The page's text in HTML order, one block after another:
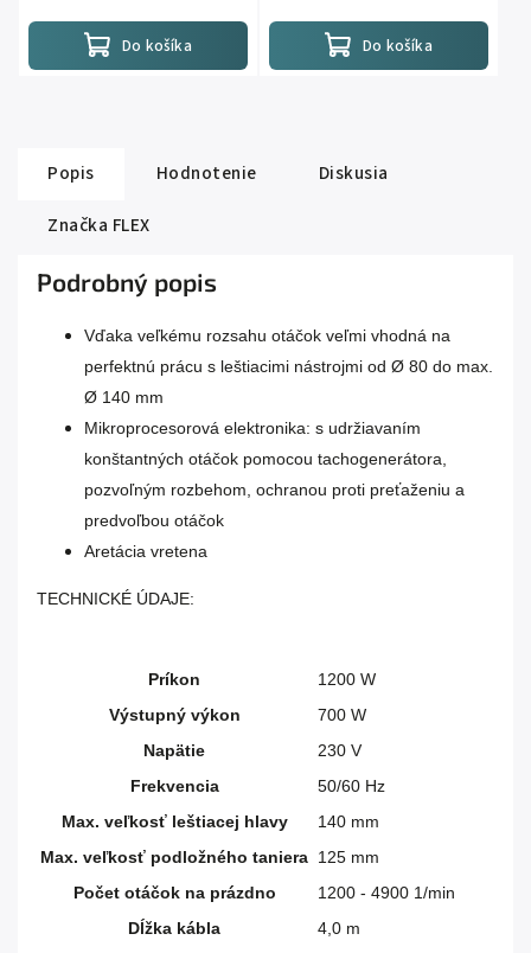
Do košíka Do košíka
Popis Hodnotenie
Diskusia
Značka FLEX
Podrobný popis
Vďaka veľkému rozsahu otáčok veľmi vhodná na
perfektnú prácu s leštiacimi nástrojmi od Ø 80 do max.
Ø 140 mm
Mikroprocesorová elektronika: s udržiavaním
konštantných otáčok pomocou tachogenerátora,
pozvoľným rozbehom, ochranou proti preťaženiu a
predvoľbou otáčok
Aretácia vretena
TECHNICKÉ ÚDAJE:
Príkon
1200 W
Výstupný výkon
700 W
Napätie
230 V
Frekvencia
50/60 Hz
Max. veľkosť leštiacej hlavy
140 mm
Max. veľkosť podložného taniera 125 mm
Počet otáčok na prázdno
1200 - 4900 1/min
Dĺžka kábla
4,0 m